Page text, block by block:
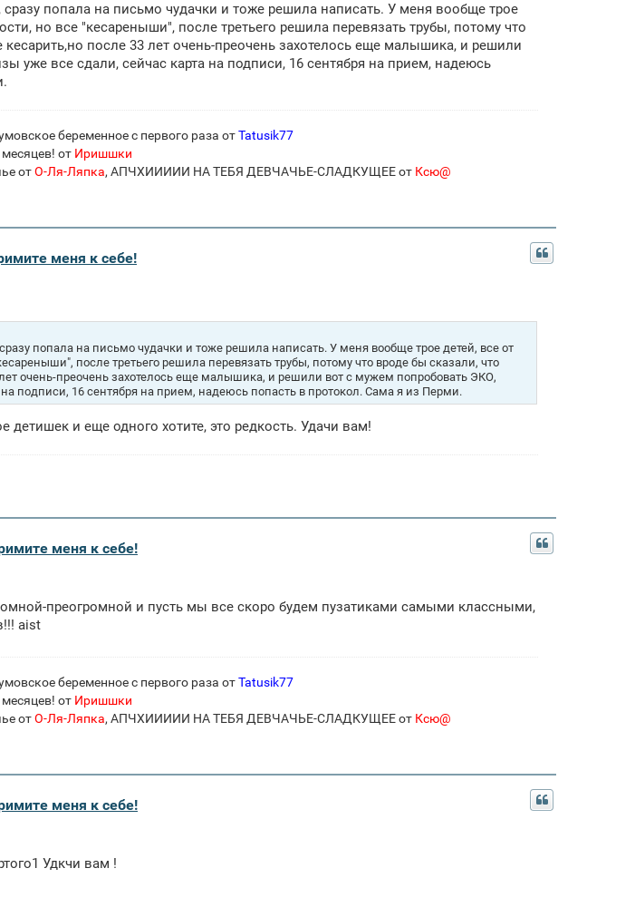
попала на письмо чудачки и тоже решила написать. У меня вообще трое
но все "кесареныши", после третьего решила перевязать трубы, потому что
после 33 лет очень-преочень захотелось еще малышика, и решили
уже все сдали, сейчас карта на подписи, 16 сентября на прием, надеюсь
беременное с первого раза отTatusik77
от Иришшки
отО-Ля-Ляпка, АПЧХИИИИИ НА ТЕБЯ ДЕВЧАЧЬЕ-СЛАДКУЩЕЕ от Ксю@
меня к себе!
попала на письмо чудачки и тоже решила написать. У меня вообще трое детей, все от
после третьего решила перевязать трубы, потому что вроде бы сказали, что
очень-преочень захотелось еще малышика, и решили вот с мужем попробовать ЭКО,
подписи, 16 сентября на прием, надеюсь попасть в протокол. Сама я из Перми.
детишек и еще одного хотите, это редкость. Удачи вам!
меня к себе!
преогромной и пусть мы все скоро будем пузатиками самыми классными,
aist
беременное с первого раза отTatusik77
от Иришшки
отО-Ля-Ляпка, АПЧХИИИИИ НА ТЕБЯ ДЕВЧАЧЬЕ-СЛАДКУЩЕЕ от Ксю@
меня к себе!
Удкчи вам !